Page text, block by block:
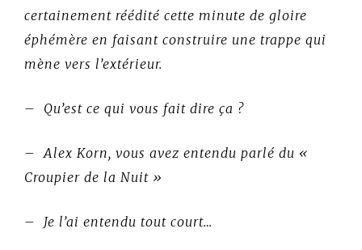
certainement réédité cette minute de gloire
éphémère en faisant construire une trappe qui
mène vers l’extérieur.
– Qu’est ce qui vous fait dire ça ?
– Alex Korn, vous avez entendu parlé du «
Croupier de la Nuit »
– Je l’ai entendu tout court…